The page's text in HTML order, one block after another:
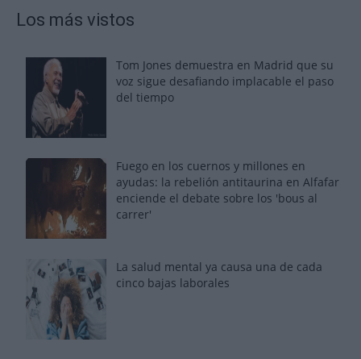
Los más vistos
Tom Jones demuestra en Madrid que su
voz sigue desafiando implacable el paso
del tiempo
Fuego en los cuernos y millones en
ayudas: la rebelión antitaurina en Alfafar
enciende el debate sobre los 'bous al
carrer'
La salud mental ya causa una de cada
cinco bajas laborales